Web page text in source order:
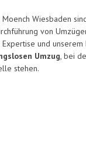
Wiesbaden
von
und
Umzug, bei
stehen.